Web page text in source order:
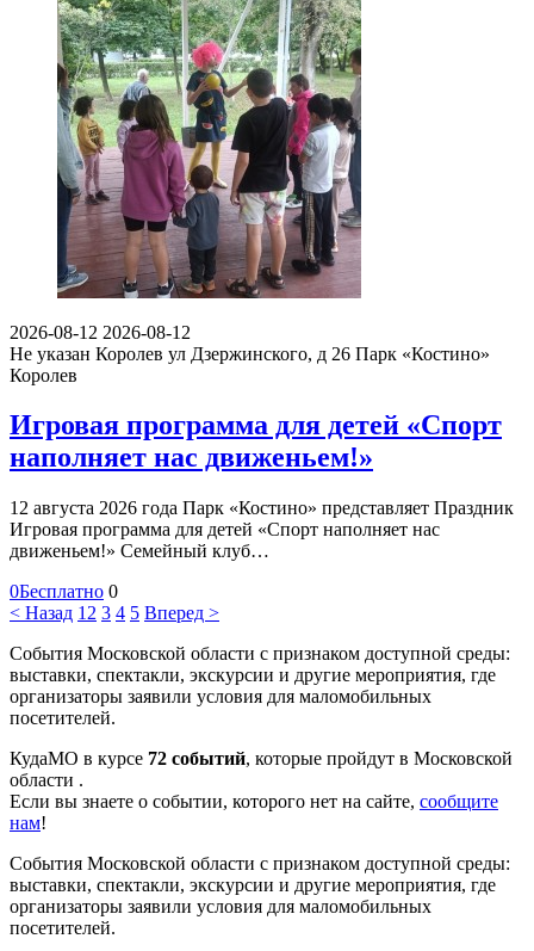
2026-08-12 2026-08-12
Не указан Королев ул Дзержинского, д 26 Парк «Костино»
Королев
Игровая программа для детей «Спорт
наполняет нас движеньем!»
12 августа 2026 года Парк «Костино» представляет Праздник
Игровая программа для детей «Спорт наполняет нас
движеньем!» Семейный клуб…
0Бесплатно 0
< Назад 1 2 3 4 5 Вперед >
События Московской области с признаком доступной среды:
выставки, спектакли, экскурсии и другие мероприятия, где
организаторы заявили условия для маломобильных
посетителей.
КудаМО в курсе 72 событий, которые пройдут в Московской
области .
Если вы знаете о событии, которого нет на сайте, сообщите
нам!
События Московской области с признаком доступной среды:
выставки, спектакли, экскурсии и другие мероприятия, где
организаторы заявили условия для маломобильных
посетителей.